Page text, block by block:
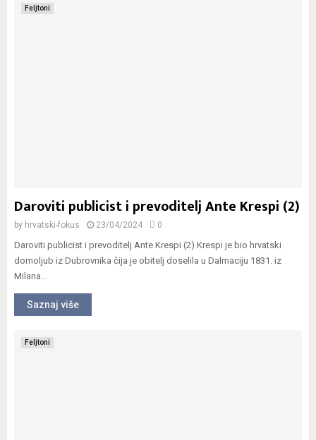
Feljtoni
Daroviti publicist i prevoditelj Ante Krespi (2)
by hrvatski-fokus 23/04/2024 0
Daroviti publicist i prevoditelj Ante Krespi (2) Krespi je bio hrvatski
domoljub iz Dubrovnika čija je obitelj doselila u Dalmaciju 1831. iz
Milana...
Saznaj više
Feljtoni